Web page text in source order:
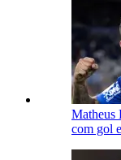
Matheus
com gol